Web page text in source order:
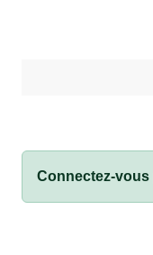
Connectez-vous